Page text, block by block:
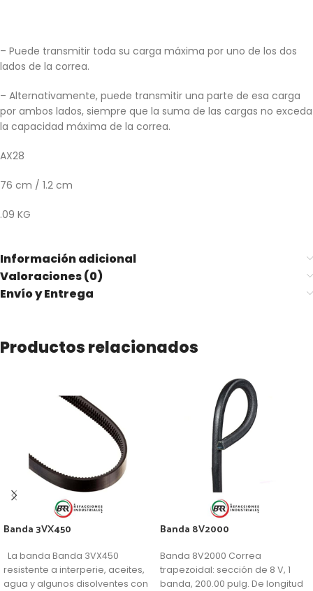
– Puede transmitir toda su carga máxima por uno de los dos
lados de la correa.
– Alternativamente, puede transmitir una parte de esa carga
por ambos lados, siempre que la suma de las cargas no exceda
la capacidad máxima de la correa.
AX28
76 cm / 1.2 cm
.09 KG
Información adicional
Valoraciones (0)
Envío y Entrega
Productos relacionados
Banda 3VX450
La banda Banda 3VX450
resistente a interperie, aceites,
agua y algunos disolventes con
Banda 8V2000
Banda 8V2000 Correa
trapezoidal: sección de 8 V, 1
banda, 200.00 pulg. De longitud